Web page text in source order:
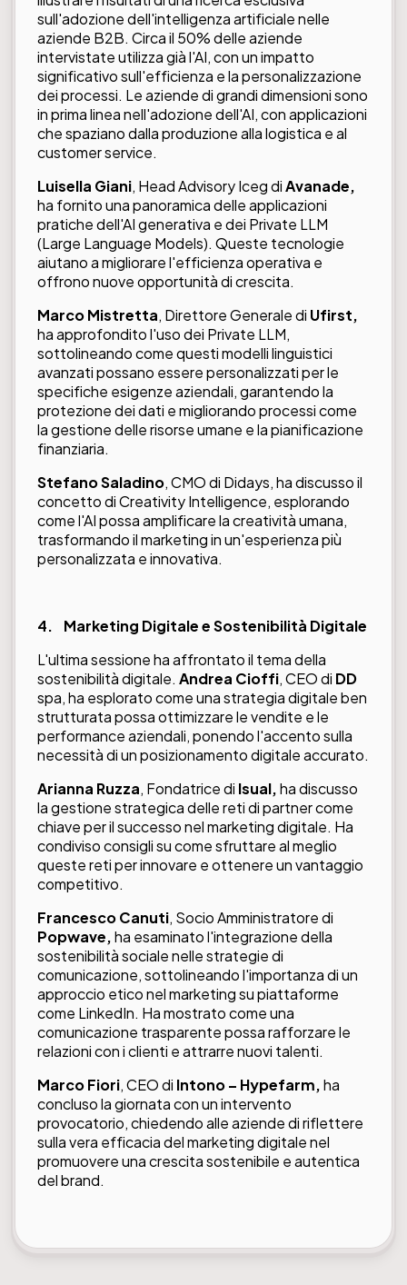
sull'adozione dell'intelligenza artificiale nelle
aziende B2B. Circa il 50% delle aziende
intervistate utilizza già l'AI, con un impatto
significativo sull'efficienza e la personalizzazione
dei processi. Le aziende di grandi dimensioni sono
in prima linea nell'adozione dell'AI, con applicazioni
che spaziano dalla produzione alla logistica e al
customer service.
Luisella Giani, Head Advisory Iceg diAvanade,
ha fornito una panoramica delle applicazioni
pratiche dell'AI generativa e dei Private LLM
(Large Language Models). Queste tecnologie
aiutano a migliorare l'efficienza operativa e
offrono nuove opportunità di crescita.
Marco Mistretta, Direttore Generale di Ufirst,
ha approfondito l'uso dei Private LLM,
sottolineando come questi modelli linguistici
avanzati possano essere personalizzati per le
specifiche esigenze aziendali, garantendo la
protezione dei dati e migliorando processi come
la gestione delle risorse umane e la pianificazione
finanziaria.
Stefano Saladino, CMO di Didays, ha discusso il
concetto di Creativity Intelligence, esplorando
come l'AI possa amplificare la creatività umana,
trasformando il marketing in un'esperienza più
personalizzata e innovativa.
4. Marketing Digitale e Sostenibilità Digitale
L'ultima sessione ha affrontato il tema della
sostenibilità digitale. Andrea Cioffi, CEO di DD
spa, ha esplorato come una strategia digitale ben
strutturata possa ottimizzare le vendite e le
performance aziendali, ponendo l'accento sulla
necessità di un posizionamento digitale accurato.
Arianna Ruzza, Fondatrice di Isual,ha discusso
la gestione strategica delle reti di partner come
chiave per il successo nel marketing digitale. Ha
condiviso consigli su come sfruttare al meglio
queste reti per innovare e ottenere un vantaggio
competitivo.
Francesco Canuti, Socio Amministratore di
Popwave,ha esaminato l'integrazione della
sostenibilità sociale nelle strategie di
comunicazione, sottolineando l'importanza di un
approccio etico nel marketing su piattaforme
come LinkedIn. Ha mostrato come una
comunicazione trasparente possa rafforzare le
relazioni con i clienti e attrarre nuovi talenti.
Marco Fiori, CEO di Intono – Hypefarm,ha
concluso la giornata con un intervento
provocatorio, chiedendo alle aziende di riflettere
sulla vera efficacia del marketing digitale nel
promuovere una crescita sostenibile e autentica
del brand.